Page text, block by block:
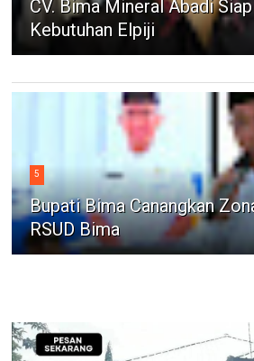
CV. Bima Mineral Abadi
Kebutuhan Elpiji
5
Bupati Bima Canangkan
RSUD Bima